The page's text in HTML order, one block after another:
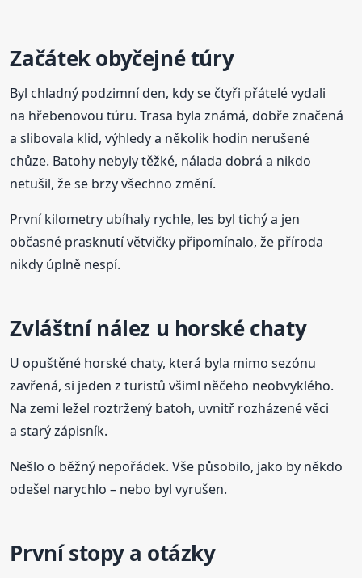
Začátek obyčejné túry
Byl chladný podzimní den, kdy se čtyři přátelé vydali
na hřebenovou túru. Trasa byla známá, dobře značená
a slibovala klid, výhledy a několik hodin nerušené
chůze. Batohy nebyly těžké, nálada dobrá a nikdo
netušil, že se brzy všechno změní.
První kilometry ubíhaly rychle, les byl tichý a jen
občasné prasknutí větvičky připomínalo, že příroda
nikdy úplně nespí.
Zvláštní nález u horské chaty
U opuštěné horské chaty, která byla mimo sezónu
zavřená, si jeden z turistů všiml něčeho neobvyklého.
Na zemi ležel roztržený batoh, uvnitř rozházené věci
a starý zápisník.
Nešlo o běžný nepořádek. Vše působilo, jako by někdo
odešel narychlo – nebo byl vyrušen.
První stopy a otázky